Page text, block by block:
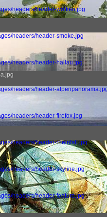
headers/header-wolken.jpg
headers/header-smoke.jpg
headers/header-hallau.jpg
headers/header-
headers/header-firefox.jpg
headers/header-rheinfall.jpg
headers/header-skyline.jpg
headers/header-feature.jpg